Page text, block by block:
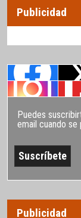
Publicidad
Puedes
email cuando se
Publicidad